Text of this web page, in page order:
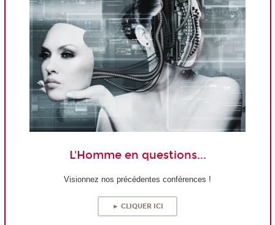
L'Homme en questions...
Visionnez nos précédentes conférences !
► CLIQUER ICI